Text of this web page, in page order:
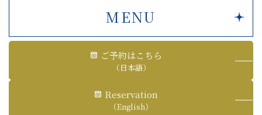
MENU
ご予約はこちら
（日本語）
Reservation
（English）